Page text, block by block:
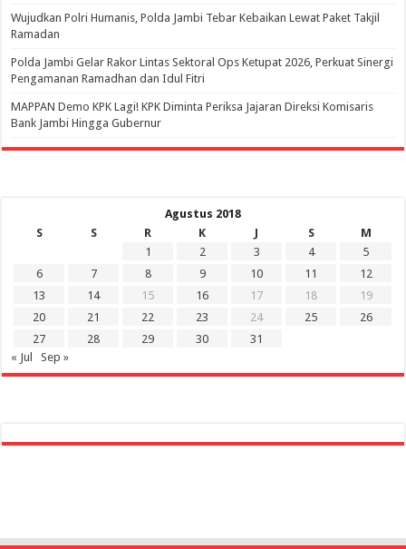
Wujudkan Polri Humanis, Polda Jambi Tebar Kebaikan Lewat Paket Takjil
Ramadan
Polda Jambi Gelar Rakor Lintas Sektoral Ops Ketupat 2026, Perkuat Sinergi
Pengamanan Ramadhan dan Idul Fitri
‎MAPPAN Demo KPK Lagi! KPK Diminta Periksa Jajaran Direksi Komisaris
Bank Jambi Hingga Gubernur ‎
Agustus 2018
S
S R K J S
M
1
2 3 4
5
6
7 8 9 10 11
12
13
14 15 16 17 18
19
20
21 22 23 24 25
26
27
28 29 30
31
« Jul
Sep »